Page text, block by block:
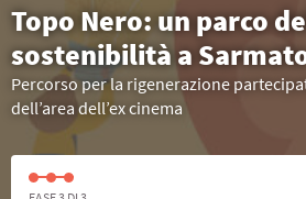
Topo Nero: un parco
sostenibilità a
Percorso per la rigenerazione
dell’area dell’ex cinema